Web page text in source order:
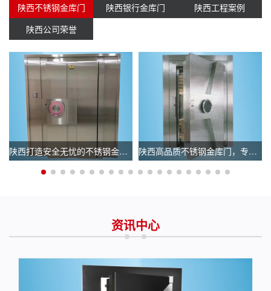
陕西不锈钢金库门 陕西银行金库门
陕西工程案例
陕西公司荣誉
陕西打造安全无忧的不锈钢金库门，选择专业生产厂家 陕西高品质不锈钢金库门，专业厂家电话立即咨询！
陕西银行金库门锁 陕西银行金库门价格_银行金库门报价
资讯中心